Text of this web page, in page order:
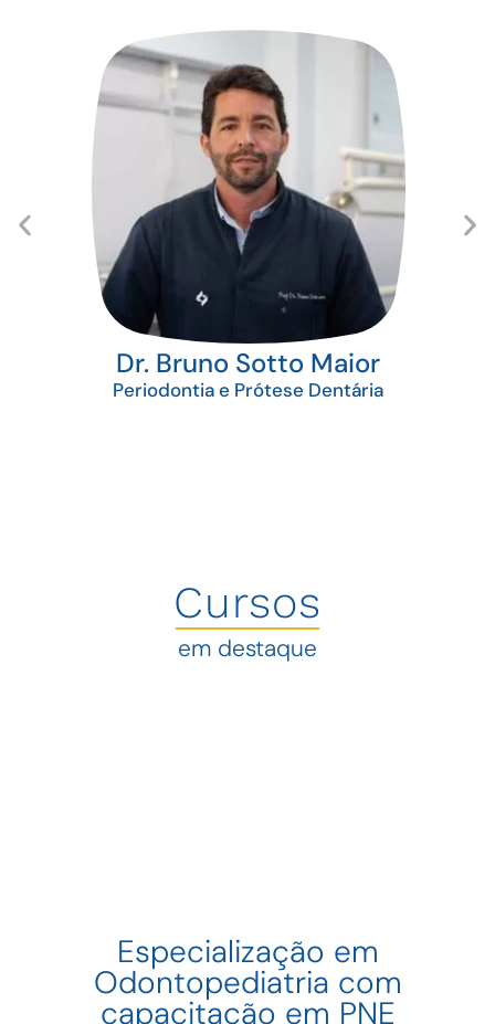
Dr. Bruno Sotto Maior
Periodontia e Prótese Dentária
Cursos
em destaque
Especialização em
Odontopediatria com
capacitação em PNE